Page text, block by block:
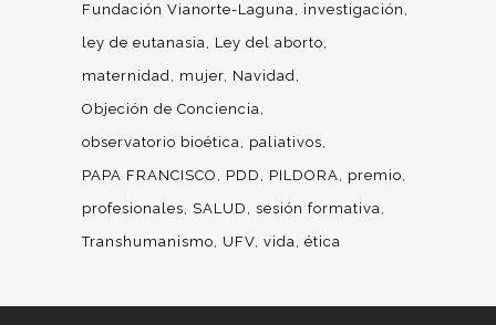
Fundación Vianorte-Laguna
investigación
ley de eutanasia
Ley del aborto
maternidad
mujer Navidad
Objeción de Conciencia
observatorio bioética
paliativos
PAPA FRANCISCO
PDD PILDORA
premio
profesionales
SALUD
sesión formativa
Transhumanismo
UFV vida ética